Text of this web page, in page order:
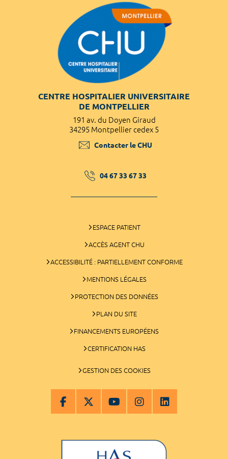
CENTRE HOSPITALIER UNIVERSITAIRE
DE MONTPELLIER
191 av. du Doyen Giraud
34295 Montpellier cedex 5
Contacter le CHU
04 67 33 67 33
ESPACE PATIENT
ACCÈS AGENT CHU
ACCESSIBILITÉ : PARTIELLEMENT CONFORME
MENTIONS LÉGALES
PROTECTION DES DONNÉES
PLAN DU SITE
FINANCEMENTS EUROPÉENS
CERTIFICATION HAS
GESTION DES COOKIES